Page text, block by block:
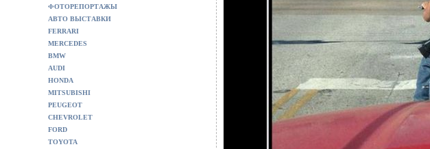
ФОТОРЕПОРТАЖЫ
АВТО ВЫСТАВКИ
FERRARI
MERCEDES
BMW
AUDI
HONDA
MITSUBISHI
PEUGEOT
CHEVROLET
FORD
TOYOTA